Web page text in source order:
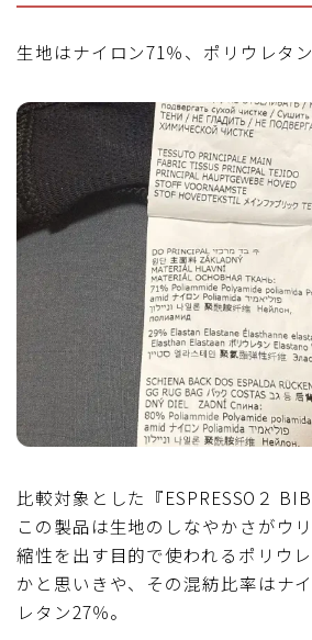
生地はナイロン71％、ポリウレタン
比較対象とした『ESPRESSO２
この製品は生地のしなやかさがウ
縮性を出す目的で使われるポリウ
かと思いきや、その混紡比率はナ
レタン27％。